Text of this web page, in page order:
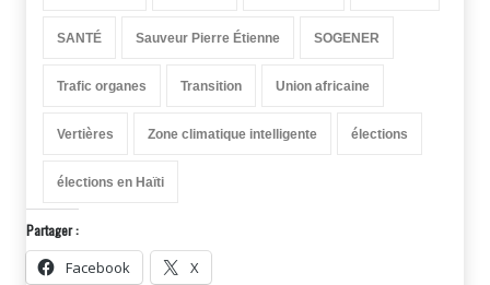
SANTÉ Sauveur Pierre Étienne SOGENER
Trafic organes Transition Union africaine
Vertières Zone climatique intelligente élections
élections en Haïti
Partager :
Facebook X